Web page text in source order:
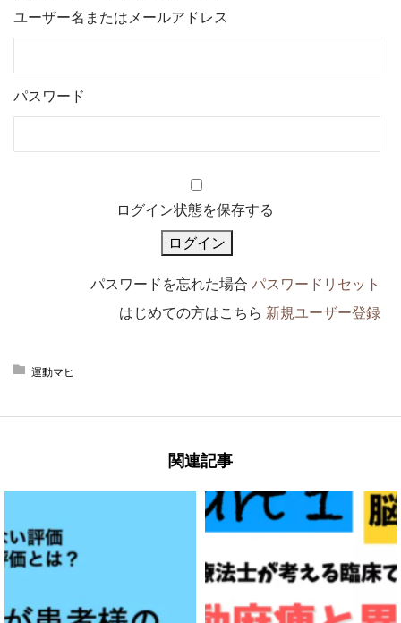
ユーザー名またはメールアドレス
パスワード
ログイン状態を保存する
パスワードを忘れた場合 パスワードリセット
はじめての方はこちら 新規ユーザー登録
運動マヒ
関連記事